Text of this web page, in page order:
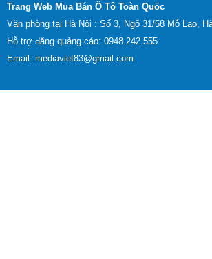
Trang Web Mua Bán Ô Tô Toàn Quốc
Văn phòng tại Hà Nội : Số 3, Ngõ 31/58 Mỗ Lao,
Hỗ trợ đăng quảng cáo: 0948.242.555
Email: mediaviet83@gmail.com